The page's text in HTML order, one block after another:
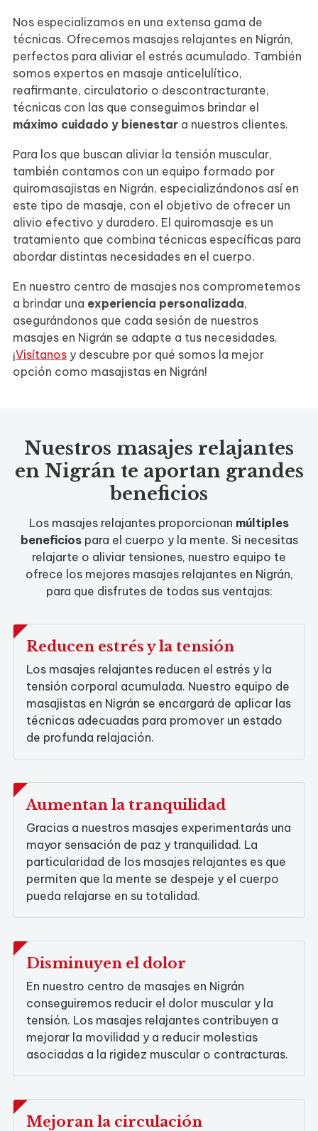
Nos especializamos en una extensa gama de
técnicas. Ofrecemos masajes relajantes en Nigrán,
perfectos para aliviar el estrés acumulado. También
somos expertos en masaje anticelulítico,
reafirmante, circulatorio o descontracturante,
técnicas con las que conseguimos brindar el
máximo cuidado y bienestar a nuestros clientes.
Para los que buscan aliviar la tensión muscular,
también contamos con un equipo formado por
quiromasajistas en Nigrán, especializándonos así en
este tipo de masaje, con el objetivo de ofrecer un
alivio efectivo y duradero. El quiromasaje es un
tratamiento que combina técnicas específicas para
abordar distintas necesidades en el cuerpo.
En nuestro centro de masajes nos comprometemos
a brindar una experiencia personalizada,
asegurándonos que cada sesión de nuestros
masajes en Nigrán se adapte a tus necesidades.
¡Visítanos y descubre por qué somos la mejor
opción como masajistas en Nigrán!
Nuestros masajes relajantes
en Nigrán te aportan grandes
beneficios
Los masajes relajantes proporcionan múltiples
beneficiospara el cuerpo y la mente. Si necesitas
relajarte o aliviar tensiones, nuestro equipo te
ofrece los mejores masajes relajantes en Nigrán,
para que disfrutes de todas sus ventajas:
Reducen estrés y la tensión
Los masajes relajantes reducen el estrés y la
tensión corporal acumulada. Nuestro equipo de
masajistas en Nigrán se encargará de aplicar las
técnicas adecuadas para promover un estado
de profunda relajación.
Aumentan la tranquilidad
Gracias a nuestros masajes experimentarás una
mayor sensación de paz y tranquilidad. La
particularidad de los masajes relajantes es que
permiten que la mente se despeje y el cuerpo
pueda relajarse en su totalidad.
Disminuyen el dolor
En nuestro centro de masajes en Nigrán
conseguiremos reducir el dolor muscular y la
tensión. Los masajes relajantes contribuyen a
mejorar la movilidad y a reducir molestias
asociadas a la rigidez muscular o contracturas.
Mejoran la circulación